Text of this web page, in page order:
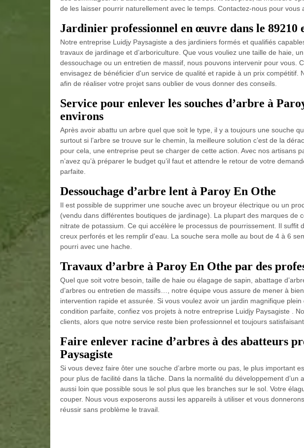
de les laisser pourrir naturellement avec le temps. Contactez-nous pour vous
Jardinier professionnel en œuvre dans le 89210
Notre entreprise Luidjy Paysagiste a des jardiniers formés et qualifiés
travaux de jardinage et d’arboriculture. Que vous vouliez une taille de haie,
dessouchage ou un entretien de massif, nous pouvons intervenir pour vous.
envisagez de bénéficier d'un service de qualité et rapide à un prix compétitif.
afin de réaliser votre projet sans oublier de vous donner des conseils.
Service pour enlever les souches d’arbre à
environs
Après avoir abattu un arbre quel que soit le type, il y a toujours une souche
surtout si l’arbre se trouve sur le chemin, la meilleure solution c’est de la
pour cela, une entreprise peut se charger de cette action. Avec nos artisans
n’avez qu’à préparer le budget qu’il faut et attendre le retour de votre
parfaite.
Dessouchage d’arbre lent à Paroy En Othe
Il est possible de supprimer une souche avec un broyeur électrique ou un
(vendu dans différentes boutiques de jardinage). La plupart des marques de
nitrate de potassium. Ce qui accélère le processus de pourrissement. Il suffit
creux perforés et les remplir d'eau. La souche sera molle au bout de 4 à 6
pourri avec une hache.
Travaux d’arbre à Paroy En Othe par des
Quel que soit votre besoin, taille de haie ou élagage de sapin, abattage
d’arbres ou entretien de massifs…, notre équipe vous assure de mener à
intervention rapide et assurée. Si vous voulez avoir un jardin magnifique
condition parfaite, confiez vos projets à notre entreprise Luidjy Paysagiste .
clients, alors que notre service reste bien professionnel et toujours satisfaisant.
Faire enlever racine d’arbres à des abatteurs
Paysagiste
Si vous devez faire ôter une souche d’arbre morte ou pas, le plus important
pour plus de facilité dans la tâche. Dans la normalité du développement d’un
aussi loin que possible sous le sol plus que les branches sur le sol. Votre
couper. Nous vous exposerons aussi les appareils à utiliser et vous
réussir sans problème le travail.